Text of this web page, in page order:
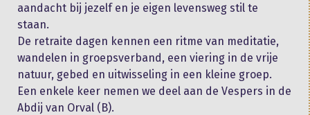
aandacht bij jezelf en je eigen levensweg stil te
staan.
De retraite dagen kennen een ritme van meditatie,
wandelen in groepsverband, een viering in de vrije
natuur, gebed en uitwisseling in een kleine groep.
Een enkele keer nemen we deel aan de Vespers in de
Abdij van Orval (B).